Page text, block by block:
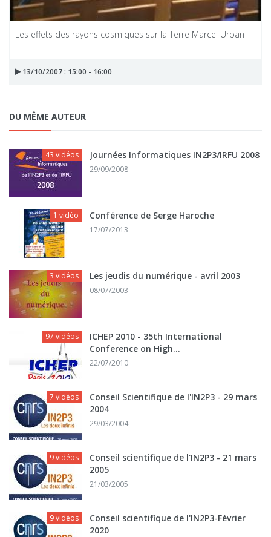
Les effets des rayons cosmiques sur la Terre Marcel Urban
13/10/2007 : 15:00 - 16:00
DU MÊME AUTEUR
43 vidéos Journées Informatiques IN2P3/IRFU 2008
29/09/2008
1 vidéo Conférence de Serge Haroche
17/07/2013
3 vidéos Les jeudis du numérique - avril 2003
08/07/2003
97 vidéos
ICHEP 2010 - 35th International
Conference on High...
22/07/2010
7 vidéos
Conseil Scientifique de l'IN2P3 - 29 mars
2004
29/03/2004
9 vidéos
Conseil scientifique de l'IN2P3 - 21 mars
2005
21/03/2005
9 vidéos
Conseil scientifique de l'IN2P3-Février
2020